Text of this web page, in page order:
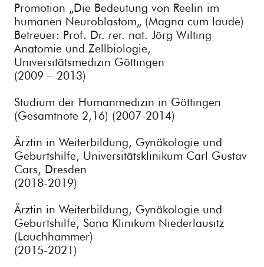
Promotion „Die Bedeutung von Reelin im
humanen Neuroblastom„ (Magna cum laude)
Betreuer: Prof. Dr. rer. nat. Jörg Wilting
Anatomie und Zellbiologie,
Universitätsmedizin Göttingen
(2009 – 2013)
Studium der Humanmedizin in Göttingen
(Gesamtnote 2,16) (2007-2014)
Ärztin in Weiterbildung, Gynäkologie und
Geburtshilfe, Universitätsklinikum Carl Gustav
Cars, Dresden
(2018-2019)
Ärztin in Weiterbildung, Gynäkologie und
Geburtshilfe, Sana Klinikum Niederlausitz
(Lauchhammer)
(2015-2021)